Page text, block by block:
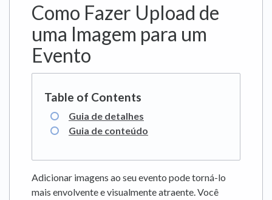
Como Fazer Upload de
uma Imagem para um
Evento
Guia de detalhes
Guia de conteúdo
Adicionar imagens ao seu evento pode torná-lo
mais envolvente e visualmente atraente. Você